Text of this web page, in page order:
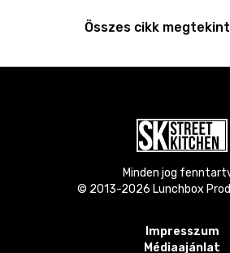
Összes cikk
Minden jog
© 2013-2026 Lunchbox
Impresszum
Médiaajánlat